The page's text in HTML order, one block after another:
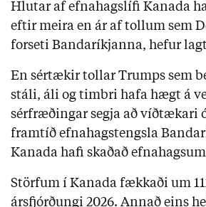
Hlutar af efnahagslífi Kanada
eftir meira en ár af tollum sem
forseti Bandaríkjanna, hefur
En sértækir tollar Trumps sem
stáli, áli og timbri hafa hægt á
sérfræðingar segja að víðtækari
framtíð efnahagstengsla
Kanada hafi skaðað
Störfum í Kanada fækkaði um
ársfjórðungi 2026. Annað eins